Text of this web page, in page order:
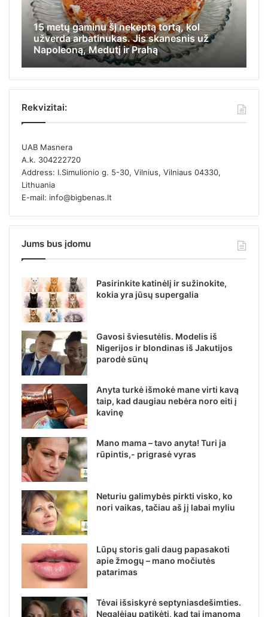
15 metų gaminu šį nekeptą tortą, kol
užverda arbatinukas. Jis skanesnis už
Napoleoną, Medutį ir Prahą
Rekvizitai:
UAB Masnera
A.k. 304222720
Address: I.Simulionio g. 5-30, Vilnius, Vilniaus 04330,
Lithuania
E-mail: info@bigbenas.lt
Jums bus įdomu
Pasirinkite katinėlį ir sužinokite,
kokia yra jūsų supergalia
Gavosi šviesutėlis. Modelis iš
Nigerijos ir blondinas iš Jakutijos
parodė sūnų
Anyta turkė išmokė mane virti kavą
taip, kad daugiau nebėra noro eiti į
kavinę
Mano mama – tavo anyta! Turi ja
rūpintis,- prigrasė vyras
Neturiu galimybės pirkti visko, ko
nori vaikas, tačiau aš jį labai myliu
Lūpų storis gali daug papasakoti
apie žmogų – mano močiutės
patarimas
Tėvai išsiskyrė septyniasdešimties.
Negalėjau patikėti, kad tai įmanoma